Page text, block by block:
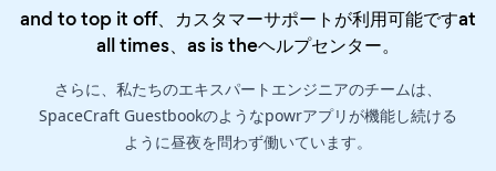
and to top it off、カスタマーサポートが利用可能ですat
all times、as is theヘルプセンター。
さらに、私たちのエキスパートエンジニアのチームは、
SpaceCraft Guestbookのようなpowrアプリが機能し続ける
ように昼夜を問わず働いています。